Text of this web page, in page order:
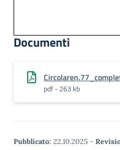
Documenti
pdf - 263 kb
Pubblicato: 22.10.2025 -